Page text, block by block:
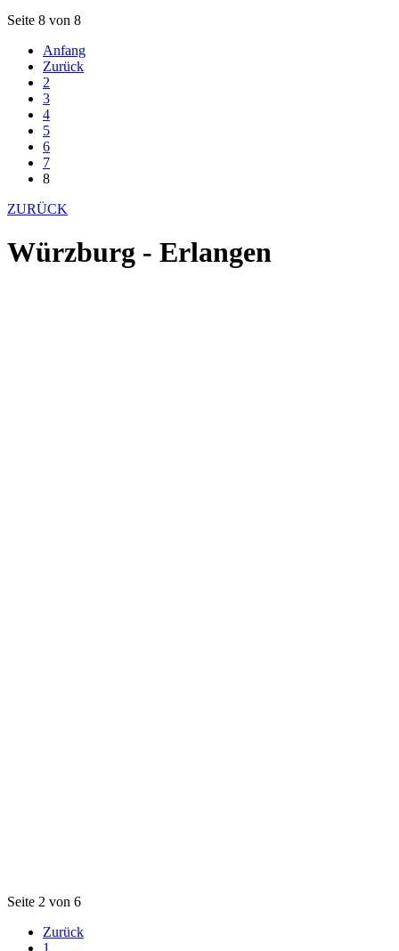
Seite 8 von 8
Anfang
Zurück
2
3
4
5
6
7
8
ZURÜCK
Würzburg - Erlangen
Seite 2 von 6
Zurück
1